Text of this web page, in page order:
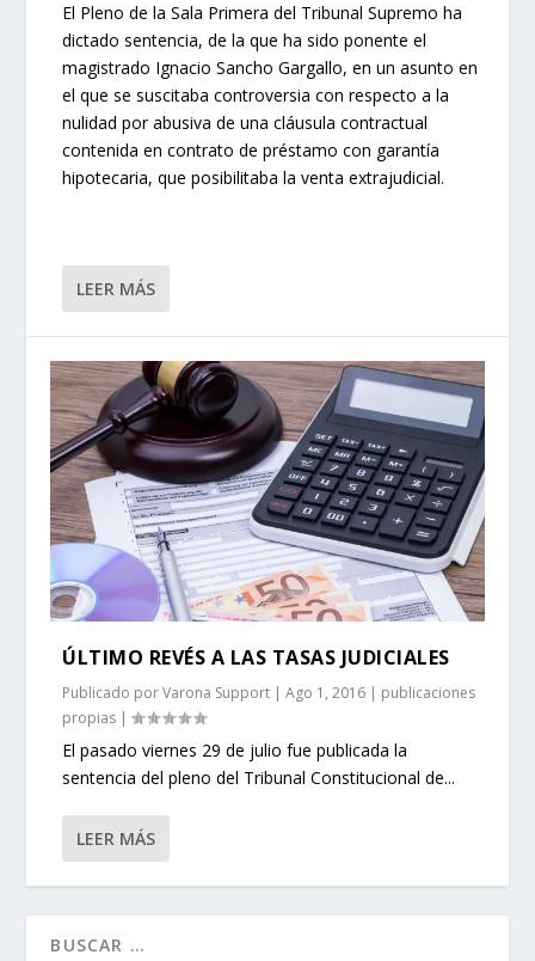
El Pleno de la Sala Primera del Tribunal Supremo ha
dictado sentencia, de la que ha sido ponente el
magistrado Ignacio Sancho Gargallo, en un asunto en
el que se suscitaba controversia con respecto a la
nulidad por abusiva de una cláusula contractual
contenida en contrato de préstamo con garantía
hipotecaria, que posibilitaba la venta extrajudicial.
LEER MÁS
ÚLTIMO REVÉS A LAS TASAS JUDICIALES
Publicado porVarona Support |Ago 1, 2016 | publicaciones
propias |
El pasado viernes 29 de julio fue publicada la
sentencia del pleno del Tribunal Constitucional de...
LEER MÁS